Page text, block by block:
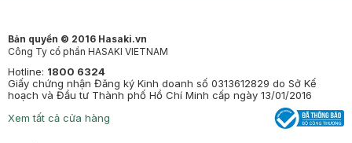
Bản quyền © 2016 Hasaki.vn
Công Ty cổ phần HASAKI VIETNAM
Hotline: 1800 6324
Giấy chứng nhận Đăng ký Kinh doanh số 0313612829 do Sở Kế
hoạch và Đầu tư Thành phố Hồ Chí Minh cấp ngày 13/01/2016
Xem tất cả cửa hàng